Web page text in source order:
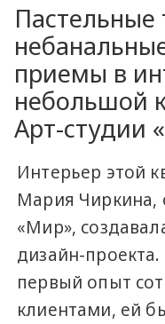
Пастельные
приемы в
небольшой
Арт-студии
Интерьер этой
Мария Чиркина,
«Мир»,
дизайн-проекта.
первый опыт
клиентами, ей